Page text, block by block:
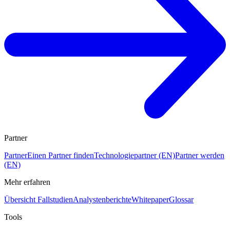
Partner
PartnerEinen Partner findenTechnologiepartner (EN)Partner werden
(EN)
Mehr erfahren
Übersicht FallstudienAnalystenberichteWhitepaperGlossar
Tools